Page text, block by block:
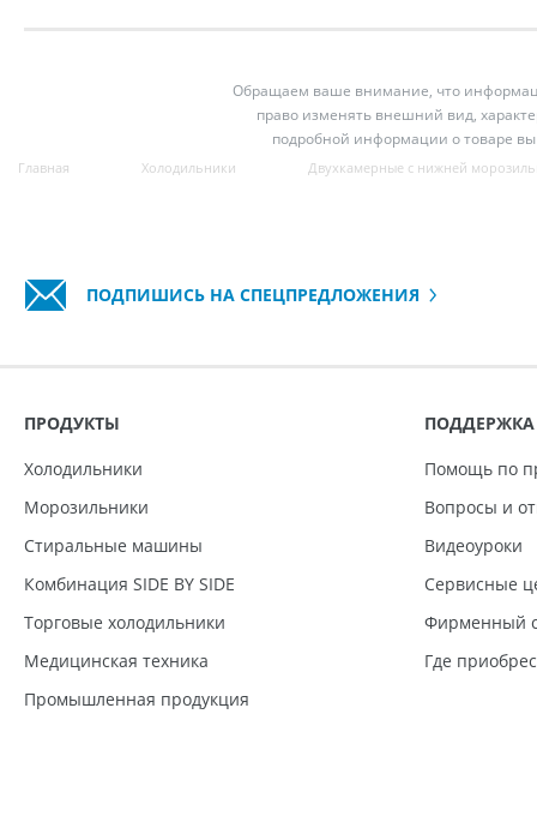
Обращаем ваше внимание, что
право изменять внешний вид,
подробной информации о товаре
Главная Холодильники Двухкамерные с нижней
ПОДПИШИСЬ НА СПЕЦПРЕДЛОЖЕНИЯ
ПРОДУКТЫ
Холодильники
Морозильники
Стиральные машины
Комбинация SIDE BY SIDE
Торговые холодильники
Медицинская техника
Промышленная продукция
ПОДДЕРЖКА
Помощь по
Вопросы и
Видеоуроки
Сервисные
Фирменный
Где